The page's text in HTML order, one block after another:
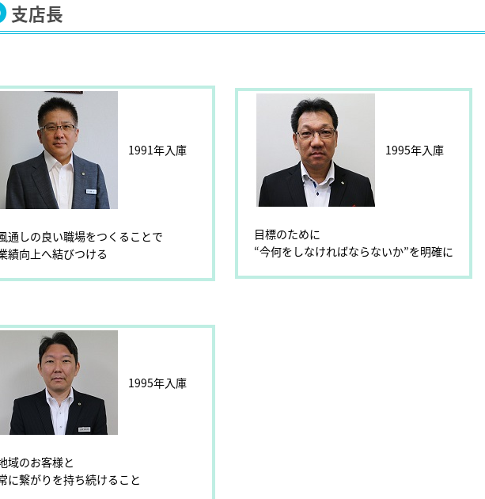
支店長
1991年入庫
通しの良い職場をつくることで
績向上へ結びつける
1995年入庫
目標のために
“今何をしなければならないか”を明確に
1995年入庫
域のお客様と
に繋がりを持ち続けること